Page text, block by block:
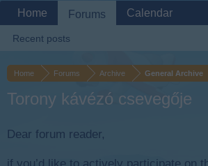
Home Forums Archive General Archive
Torony kávézó csevegője
Dear forum reader,
Home Forums
Recent posts
Calendar